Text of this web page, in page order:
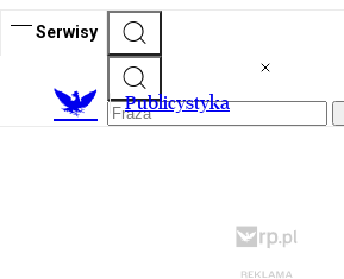
Serwisy
Publicystyka